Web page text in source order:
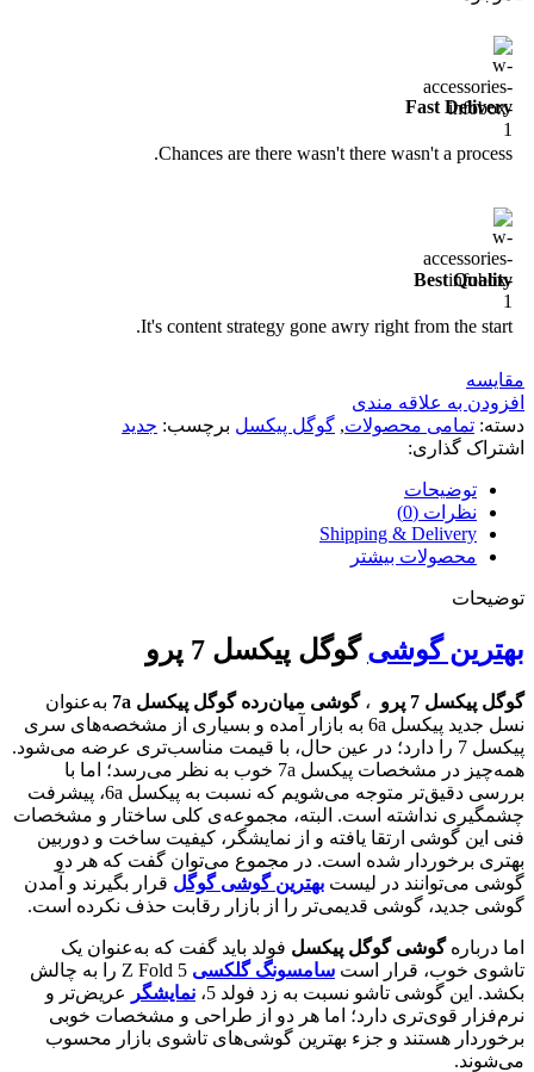
Fast Delivery
Chances are there wasn't there wasn't a process.
Best Quality
It's content strategy gone awry right from the start.
مقايسه
افزودن به علاقه مندی
دسته: تمامی محصولات, گوگل پیکسل برچسب: جدید
اشتراک گذاری:
توضیحات
نظرات (0)
Shipping & Delivery
محصولات بیشتر
توضیحات
بهترین گوشی گوگل پیکسل 7 پرو
گوگل پیکسل 7 پرو ، گوشی میان‌رده گوگل پیکسل 7a
به‌عنوان
نسل جدید پیکسل 6a به بازار آمده و بسیاری از مشخصه‌های سری
پیکسل 7 را دارد؛ در عین حال، با قیمت مناسب‌تری عرضه می‌شود.
همه‌چیز در مشخصات پیکسل 7a خوب به نظر می‌رسد؛ اما با
بررسی دقیق‌تر متوجه می‌شویم که نسبت به پیکسل 6a، پیشرفت
چشمگیری نداشته است. البته، مجموعه‌ی کلی ساختار و مشخصات
فنی این گوشی ارتقا یافته و از نمایشگر، کیفیت ساخت و دوربین
بهتری برخوردار شده است. در مجموع می‌توان گفت که هر دو
گوشی می‌توانند در لیست بهترین گوشی گوگل قرار بگیرند و آمدن
گوشی جدید، گوشی قدیمی‌تر را از بازار رقابت حذف نکرده است.
اما دربارهگوشی گوگل پیکسل فولد باید گفت که به‌عنوان یک
تاشوی خوب، قرار است سامسونگ گلکسی
Z Fold 5 را به چالش
بکشد. این گوشی تاشو نسبت به زد فولد 5،
نمایشگر
عریض‌تر و
نرم‌فزار قوی‌تری دارد؛ اما هر دو از طراحی و مشخصات خوبی
برخوردار هستند و جزء بهترین گوشی‌های تاشوی بازار محسوب
می‌شوند.